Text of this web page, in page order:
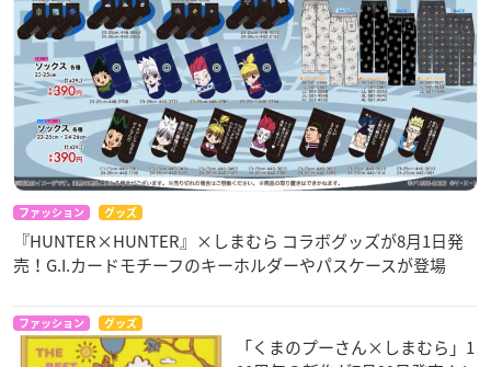
ファッション グッズ
『HUNTER×HUNTER』×しまむら コラボグッズが8月1日発
売！G.I.カードモチーフのキーホルダーやパスケースが登場
ファッション グッズ
「くまのプーさん×しまむら」1